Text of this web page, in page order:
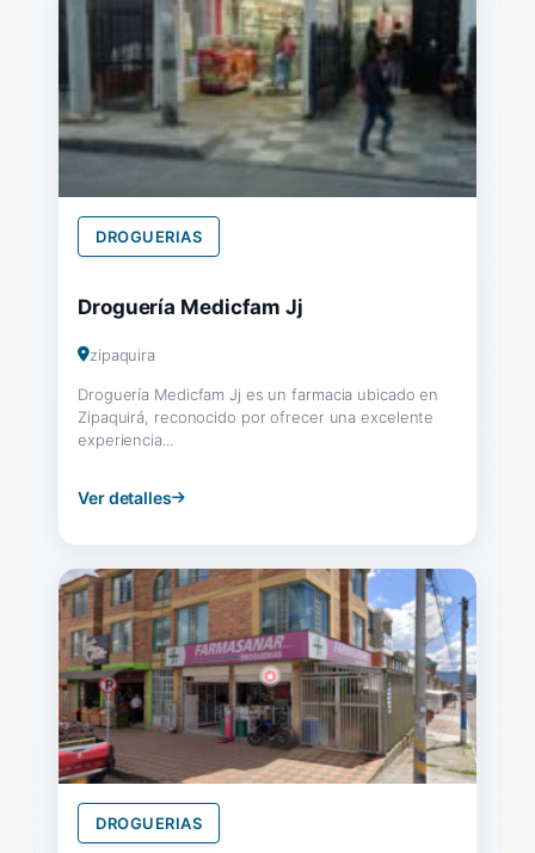
DROGUERIAS
Droguería Medicfam Jj
zipaquira
Droguería Medicfam Jj es un farmacia ubicado en
Zipaquirá, reconocido por ofrecer una excelente
experiencia...
Ver detalles
DROGUERIAS